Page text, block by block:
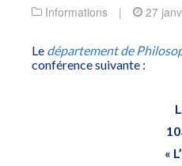
Informations | 27
Le département de
conférence suivante :
«